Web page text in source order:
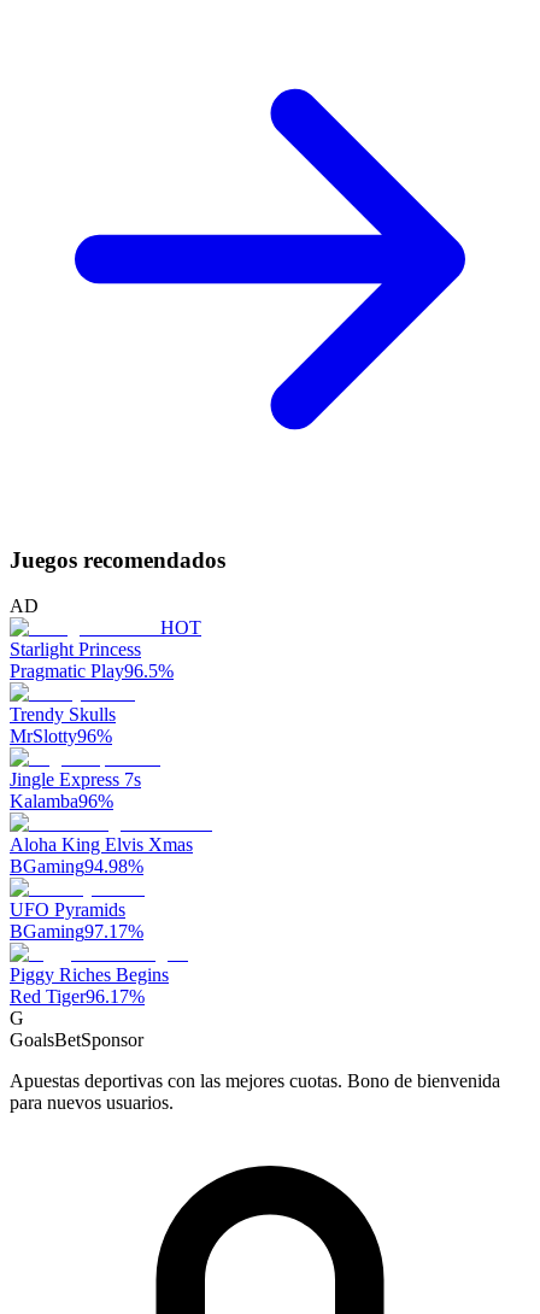
Juegos recomendados
AD
HOT
Starlight Princess
Pragmatic Play96.5%
Trendy Skulls
MrSlotty96%
Jingle Express 7s
Kalamba96%
Aloha King Elvis Xmas
BGaming94.98%
UFO Pyramids
BGaming97.17%
Piggy Riches Begins
Red Tiger96.17%
G
GoalsBetSponsor
Apuestas deportivas con las mejores cuotas. Bono de bienvenida
para nuevos usuarios.